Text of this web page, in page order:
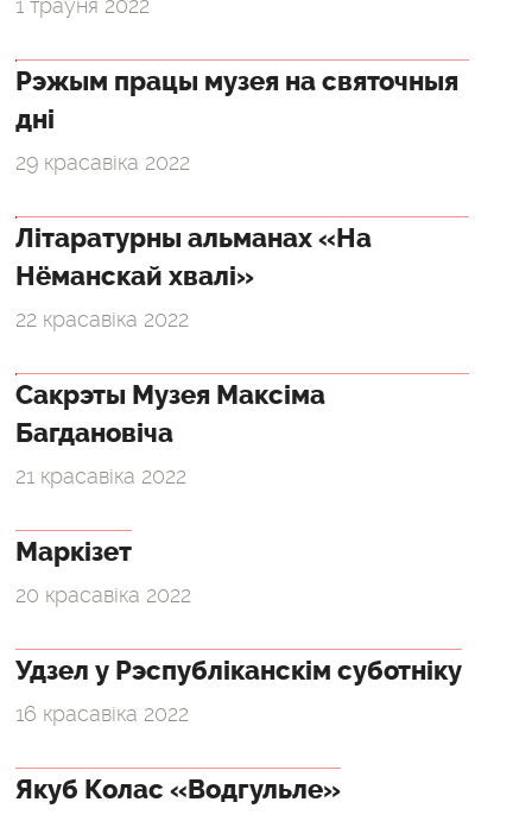
1 траўня 2022
Рэжым працы музея на святочныя
дні
29 красавіка 2022
Літаратурны альманах «На
Нёманскай хвалі»
22 красавіка 2022
Сакрэты Музея Максіма
Багдановіча
21 красавіка 2022
Маркізет
20 красавіка 2022
Удзел у Рэспубліканскім суботніку
16 красавіка 2022
Якуб Колас «Водгульле»